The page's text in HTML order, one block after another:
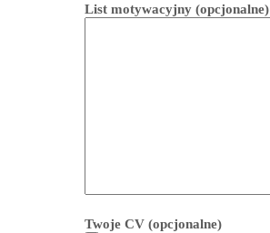
List motywacyjny (opcjonalne)
Twoje CV (opcjonalne)